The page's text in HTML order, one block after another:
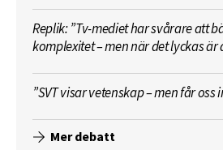
Replik: ”Tv-mediet har svårare att
komplexitet – men när det lyckas är
”SVT visar vetenskap – men får oss
Mer debatt